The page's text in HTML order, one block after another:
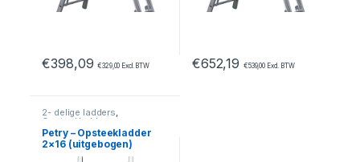
€398,09 €329,00 Excl. BTW €652,19 €539,00Excl. BTW
2- delige ladders,
Opsteekladders
Petry – Opsteekladder
2×16 (uitgebogen)